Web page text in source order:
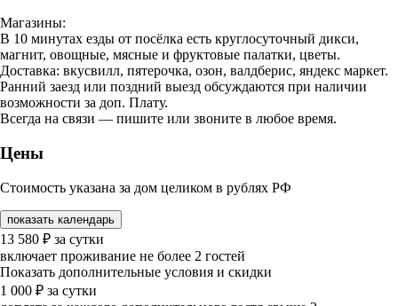
Магазины:
В 10 минутах езды от посёлка есть круглосуточный дикси,
магнит, овощные, мясные и фруктовые палатки, цветы.
Доставка: вкусвилл, пятерочка, озон, валдберис, яндекс маркет.
Ранний заезд или поздний выезд обсуждаются при наличии
возможности за доп. Плату.
Всегда на связи — пишите или звоните в любое время.
Цены
Стоимость указана за дом целиком в рублях РФ
показать календарь
13 580 ₽ за сутки
включает проживание не более 2 гостей
Показать дополнительные условия и скидки
1 000 ₽ за сутки